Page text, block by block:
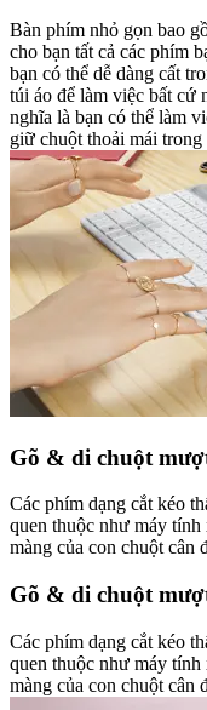
Bàn phím nhỏ gọn bao
cho bạn tất cả các phím
bạn có thể dễ dàng cất
túi áo để làm việc bất cứ
nghĩa là bạn có thể làm
giữ chuột thoải mái trong
Gõ & di chuột
Các phím dạng cắt kéo
quen thuộc như máy
màng của con chuột cân
Gõ & di chuột
Các phím dạng cắt kéo
quen thuộc như máy
màng của con chuột cân